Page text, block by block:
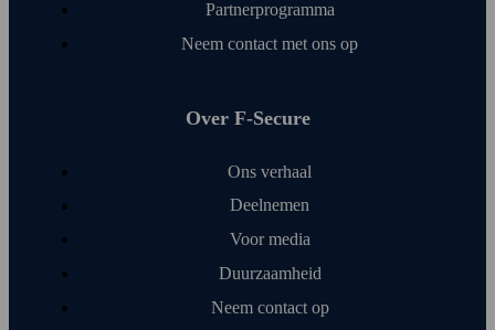
Partner­programma
Neem contact met ons op
Over F‑Secure
Ons verhaal
Deelnemen
Voor media
Duurzaamheid
Neem contact op